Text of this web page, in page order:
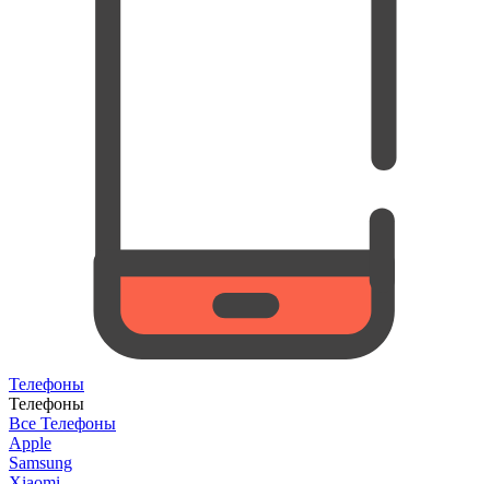
Телефоны
Телефоны
Все Телефоны
Apple
Samsung